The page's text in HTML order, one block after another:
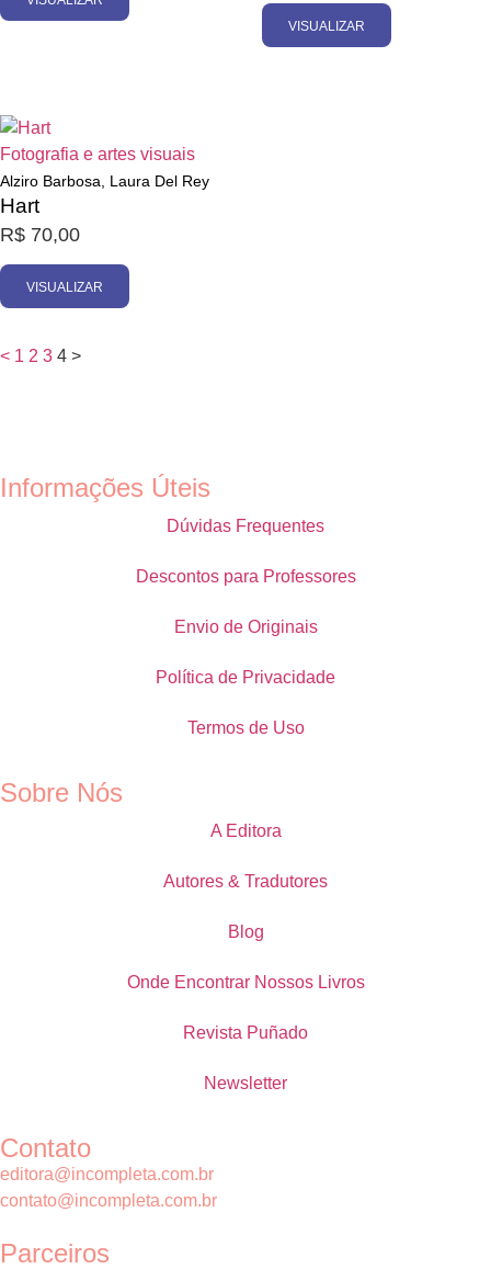
VISUALIZAR
Fotografia e artes visuais
Alziro Barbosa, Laura Del Rey
Hart
R$ 70,00
VISUALIZAR
< 1 2 3 4 >
Informações Úteis
Dúvidas Frequentes
Descontos para Professores
Envio de Originais
Política de Privacidade
Termos de Uso
Sobre Nós
A Editora
Autores & Tradutores
Blog
Onde Encontrar Nossos Livros
Revista Puñado
Newsletter
Contato
editora@incompleta.com.br
contato@incompleta.com.br
Parceiros